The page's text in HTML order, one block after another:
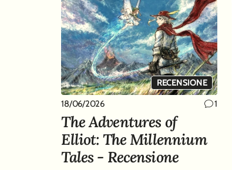
RECENSIONE
18/06/2026 1
The Adventures of
Elliot: The Millennium
Tales - Recensione